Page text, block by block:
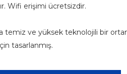
Wifi erişimi ücretsizdir.
temiz ve yüksek teknolojili bir
tasarlanmış.